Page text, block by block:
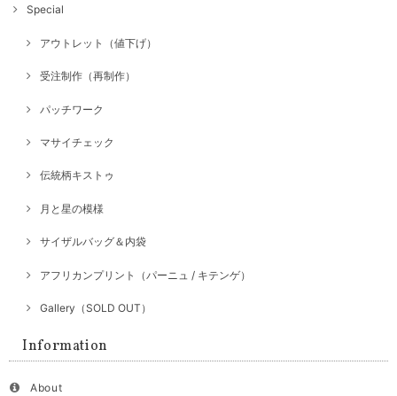
Special
アウトレット（値下げ）
受注制作（再制作）
パッチワーク
マサイチェック
伝統柄キストゥ
月と星の模様
サイザルバッグ＆内袋
アフリカンプリント（パーニュ / キテンゲ）
Gallery（SOLD OUT）
Information
About